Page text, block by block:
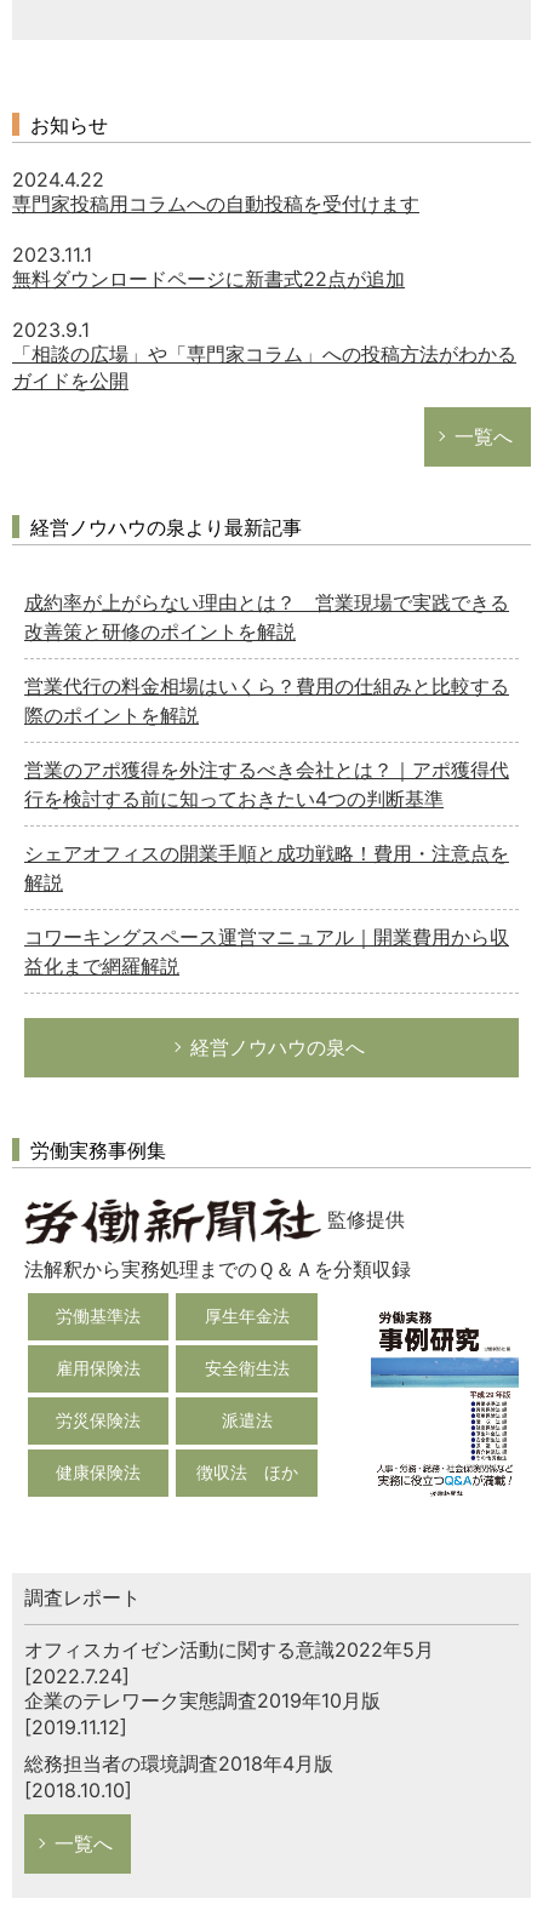
お知らせ
2024.4.22
専門家投稿用コラムへの自動投稿を受付けます
2023.11.1
無料ダウンロードページに新書式22点が追加
2023.9.1
「相談の広場」や「専門家コラム」への投稿方法がわかる
ガイドを公開
一覧へ
経営ノウハウの泉より最新記事
成約率が上がらない理由とは？ 営業現場で実践できる
改善策と研修のポイントを解説
営業代行の料金相場はいくら？費用の仕組みと比較する
際のポイントを解説
営業のアポ獲得を外注するべき会社とは？｜アポ獲得代
行を検討する前に知っておきたい4つの判断基準
シェアオフィスの開業手順と成功戦略！費用・注意点を
解説
コワーキングスペース運営マニュアル｜開業費用から収
益化まで網羅解説
経営ノウハウの泉へ
労働実務事例集
監修提供
法解釈から実務処理までのＱ＆Ａを分類収録
労働基準法 厚生年金法
雇用保険法 安全衛生法
労災保険法 派遣法
健康保険法 徴収法 ほか
調査レポート
オフィスカイゼン活動に関する意識2022年5月
[2022.7.24]
企業のテレワーク実態調査2019年10月版
[2019.11.12]
総務担当者の環境調査2018年4月版
[2018.10.10]
一覧へ